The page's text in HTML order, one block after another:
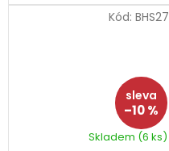
–10 %
Skladem (6 ks)
Kód: BHS27